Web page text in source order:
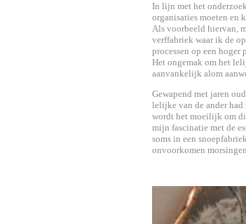
In lijn met het
organisaties moeten en
Als voorbeeld hiervan,
verffabriek waar ik de
processen op een
Het ongemak om het
aanvankelijk alom
Gewapend met jaren
lelijke van de ander had
wordt het moeilijk om
mijn fascinatie met de
soms in een
onvoorkomen